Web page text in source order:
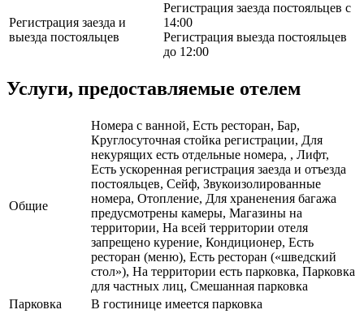
Регистрация заезда и
выезда постояльцев
Регистрация заезда постояльцев с
14:00
Регистрация выезда постояльцев
до 12:00
Услуги, предоставляемые отелем
Общие
Номера с ванной, Есть ресторан, Бар,
Круглосуточная стойка регистрации, Для
некурящих есть отдельные номера, , Лифт,
Есть ускоренная регистрация заезда и отъезда
постояльцев, Сейф, Звукоизолированные
номера, Отопление, Для храненения багажа
предусмотрены камеры, Магазины на
территории, На всей территории отеля
запрещено курение, Кондиционер, Есть
ресторан (меню), Есть ресторан («шведский
стол»), На территории есть парковка, Парковка
для частных лиц, Смешанная парковка
Парковка
В гостинице имеется парковка